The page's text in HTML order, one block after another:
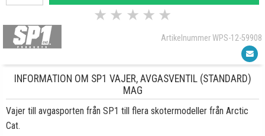
★ ★ ★ ★ ★
Artikelnummer WPS-12-59908
INFORMATION OM SP1 VAJER, AVGASVENTIL (STANDARD)
MAG
Vajer till avgasporten från SP1 till flera skotermodeller från Arctic
Cat.